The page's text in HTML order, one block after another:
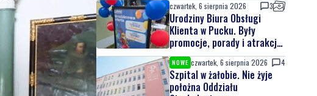
czwartek, 6 sierpnia 2026 3
Urodziny Biura Obsługi
Klienta w Pucku. Były
promocje, porady i atrakcje
dla najmłodszych
NOWE czwartek, 6 sierpnia 2026 4
Szpital w żałobie. Nie żyje
położna Oddziału